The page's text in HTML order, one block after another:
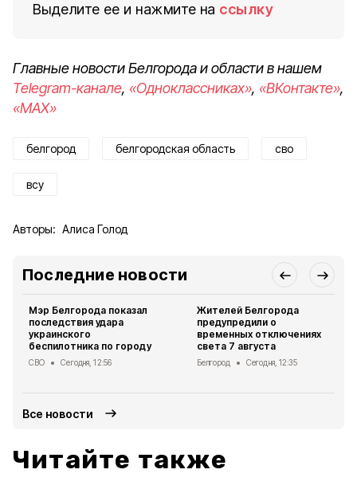
Выделите ее и нажмите на ссылку
Главные новости Белгорода и области в нашем
Telegram-канале, «Одноклассниках», «ВКонтакте»,
«MAX»
белгород белгородская область сво
всу
Авторы: Алиса Голод
Последние новости
Мэр Белгорода показал
последствия удара
украинского
беспилотника по городу
СВО Сегодня, 12:56
Жителей Белгорода
предупредили о
временных отключениях
света 7 августа
Белгород Сегодня, 12:35
Все новости
Читайте также